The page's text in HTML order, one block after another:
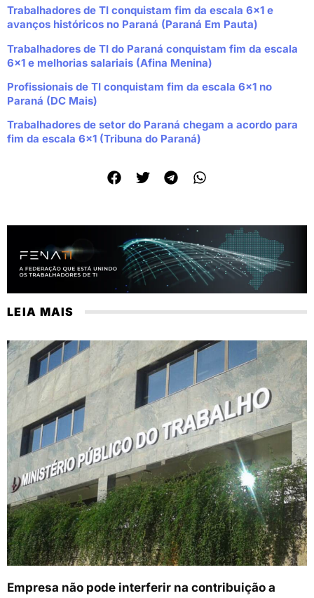
Trabalhadores de TI conquistam fim da escala 6×1 e
avanços históricos no Paraná (Paraná Em Pauta)
Trabalhadores de TI do Paraná conquistam fim da escala
6×1 e melhorias salariais (Afina Menina)
Profissionais de TI conquistam fim da escala 6×1 no
Paraná (DC Mais)
Trabalhadores de setor do Paraná chegam a acordo para
fim da escala 6×1 (Tribuna do Paraná)
LEIA MAIS
Empresa não pode interferir na contribuição a